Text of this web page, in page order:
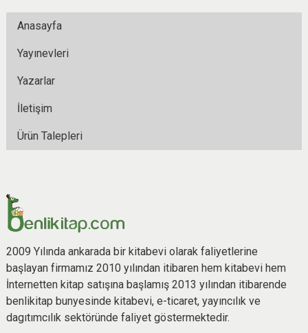
Anasayfa
Yayınevleri
Yazarlar
İletişim
Ürün Talepleri
2009 Yılında ankarada bir kitabevi olarak faliyetlerine
başlayan firmamız 2010 yılından itibaren hem kitabevi hem
İnternetten kitap satışına başlamış 2013 yılından itibarende
benlikitap bunyesinde kitabevi, e-ticaret, yayıncılık ve
dagıtımcılık sektöründe faliyet göstermektedir.